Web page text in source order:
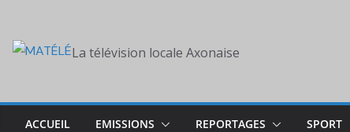
content
La télévision locale Axonaise
ACCUEIL EMISSIONS REPORTAGES SPORT